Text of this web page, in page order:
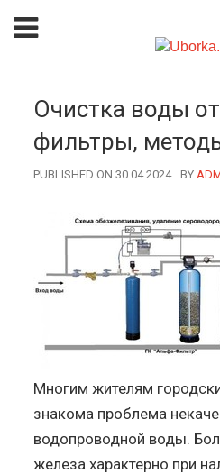
Очистка воды
фильтры,
PUBLISHED ON 30.04.2024 BY
Многим жителям
знакома проблема
водопроводной воды.
железа характерно при